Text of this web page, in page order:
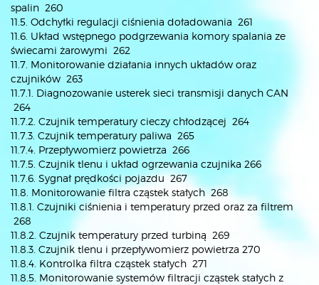
spalin 260
11.5. Odchyłki regulacji ciśnienia doładowania 261
11.6. Układ wstępnego podgrzewania komory spalania ze
świecami żarowymi 262
11.7. Monitorowanie działania innych układów oraz
czujników 263
11.7.1. Diagnozowanie usterek sieci transmisji danych CAN
264
11.7.2. Czujnik temperatury cieczy chłodzącej 264
11.7.3. Czujnik temperatury paliwa 265
11.7.4. Przepływomierz powietrza 266
11.7.5. Czujnik tlenu i układ ogrzewania czujnika 266
11.7.6. Sygnał prędkości pojazdu 267
11.8. Monitorowanie filtra cząstek stałych 268
11.8.1. Czujniki ciśnienia i temperatury przed oraz za filtrem
268
11.8.2. Czujnik temperatury przed turbiną 269
11.8.3. Czujnik tlenu i przepływomierz powietrza 270
11.8.4. Kontrolka filtra cząstek stałych 271
11.8.5. Monitorowanie systemów filtracji cząstek stałych z